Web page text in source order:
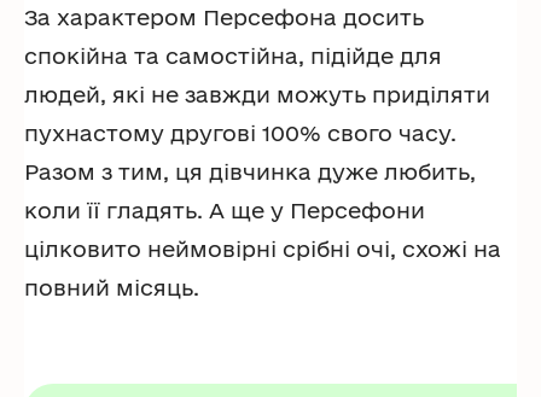
За характером Персефона досить
спокійна та самостійна, підійде для
людей, які не завжди можуть приділяти
пухнастому другові 100% свого часу.
Разом з тим, ця дівчинка дуже любить,
коли її гладять. А ще у Персефони
цілковито неймовірні срібні очі, схожі на
повний місяць.